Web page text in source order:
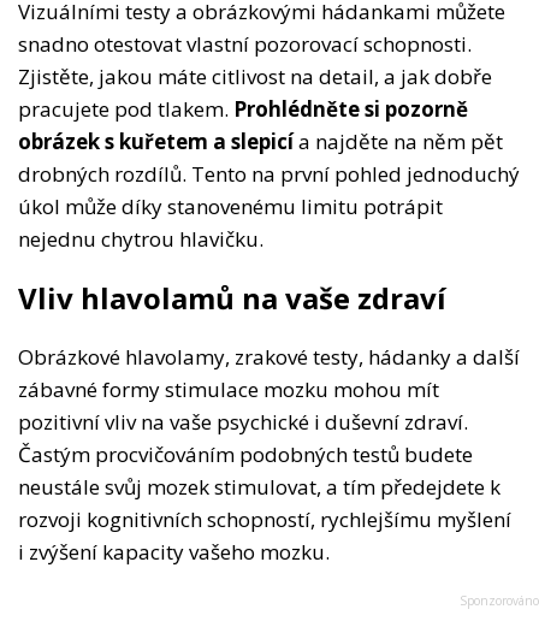
Vizuálními testy a obrázkovými hádankami můžete
snadno otestovat vlastní pozorovací schopnosti.
Zjistěte, jakou máte citlivost na detail, a jak dobře
pracujete pod tlakem. Prohlédněte si pozorně
obrázek s kuřetem a slepicía najděte na něm pět
drobných rozdílů. Tento na první pohled jednoduchý
úkol může díky stanovenému limitu potrápit
nejednu chytrou hlavičku.
Vliv hlavolamů na vaše zdraví
Obrázkové hlavolamy, zrakové testy, hádanky a další
zábavné formy stimulace mozku mohou mít
pozitivní vliv na vaše psychické i duševní zdraví.
Častým procvičováním podobných testů budete
neustále svůj mozek stimulovat, a tím předejdete k
rozvoji kognitivních schopností, rychlejšímu myšlení
i zvýšení kapacity vašeho mozku.